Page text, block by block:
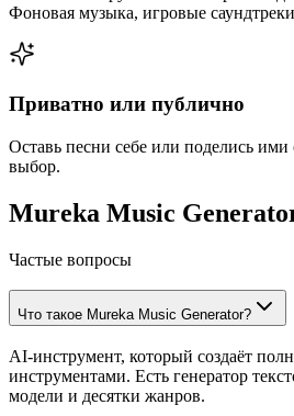
Фоновая музыка, игровые
Приватно или публично
Оставь песни себе или поделись
выбор.
Mureka Music
Частые вопросы
Что такое Mureka Music Generator?
AI-инструмент, который создаёт
инструментами. Есть генератор
модели и десятки жанров.